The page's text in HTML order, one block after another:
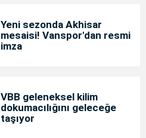
Yeni sezonda Akhisar
mesaisi! Vanspor'dan resmi
imza
VBB geleneksel kilim
dokumacılığını geleceğe
taşıyor